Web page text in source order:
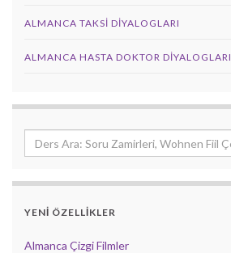
ALMANCA TAKSI DIYALOGLARI
ALMANCA HASTA DOKTOR DIYALOGLARI
YENİ ÖZELLİKLER
Almanca Çizgi Filmler